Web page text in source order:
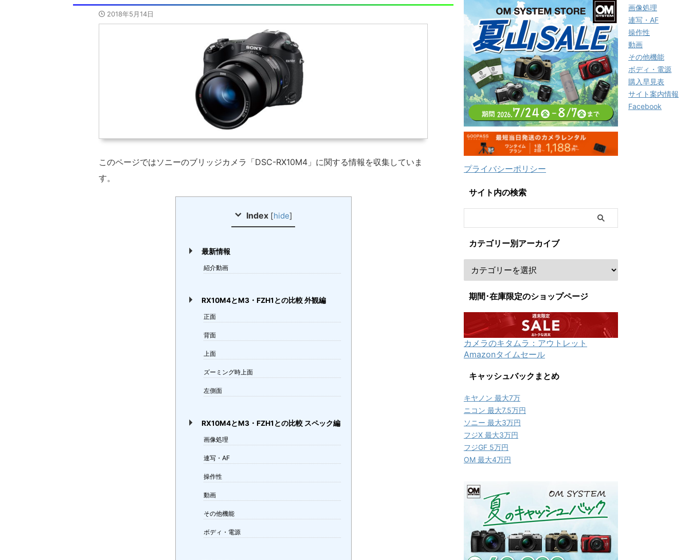
2018年5月14日
このページではソニーのブリッジカメラ「DSC-RX10M4」に関する情報を収集していま
す。
Index [hide]
最新情報
紹介動画
RX10M4とM3・FZH1との比較 外観編
正面
背面
上面
ズーミング時上面
左側面
RX10M4とM3・FZH1との比較 スペック編
画像処理
連写・AF
操作性
動画
その他機能
ボディ・電源
プライバシーポリシー
サイト内の検索
カテゴリー別アーカイブ
期間･在庫限定のショップページ
カメラのキタムラ：アウトレット
Amazonタイムセール
キャッシュバックまとめ
キヤノン 最大7万
ニコン 最大7.5万円
ソニー 最大3万円
フジX 最大3万円
フジGF 5万円
OM 最大4万円
画像処理
連写・AF
操作性
動画
その他機能
ボディ・電源
購入早見表
サイト案内情報
Facebook